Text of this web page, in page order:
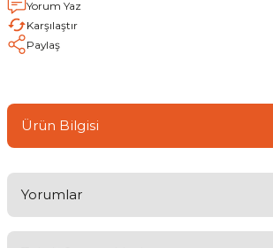
Yorum Yaz
Karşılaştır
Paylaş
Ürün Bilgisi
Yorumlar